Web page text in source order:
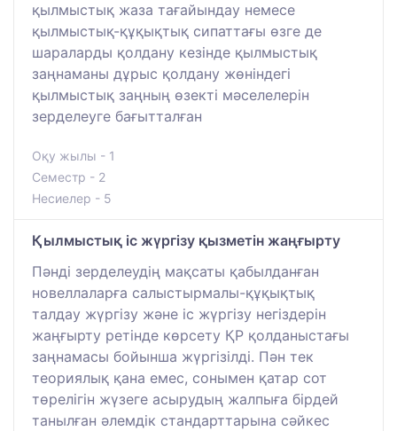
қылмыстық жаза тағайындау немесе
қылмыстық-құқықтық сипаттағы өзге де
шараларды қолдану кезінде қылмыстық
заңнаманы дұрыс қолдану жөніндегі
қылмыстық заңның өзекті мәселелерін
зерделеуге бағытталған
Оқу жылы - 1
Семестр - 2
Несиелер - 5
Қылмыстық іс жүргізу қызметін жаңғырту
Пәнді зерделеудің мақсаты қабылданған
новеллаларға салыстырмалы-құқықтық
талдау жүргізу және іс жүргізу негіздерін
жаңғырту ретінде көрсету ҚР қолданыстағы
заңнамасы бойынша жүргізілді. Пән тек
теориялық қана емес, сонымен қатар сот
төрелігін жүзеге асырудың жалпыға бірдей
танылған әлемдік стандарттарына сәйкес